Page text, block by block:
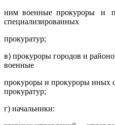
ним военные прокуроры и
специализированных
прокуратур;
в) прокуроры городов и
военные
прокуроры и прокуроры иных
прокуратур;
г) начальники: